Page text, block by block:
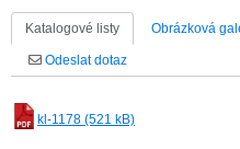
Katalogové listy Obrázková
Odeslat dotaz
kl-1178 (521 kB)